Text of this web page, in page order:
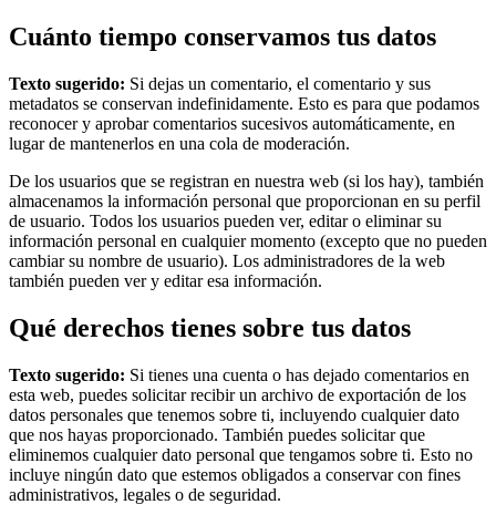
Cuánto tiempo conservamos tus datos
Texto sugerido: Si dejas un comentario, el comentario y sus
metadatos se conservan indefinidamente. Esto es para que podamos
reconocer y aprobar comentarios sucesivos automáticamente, en
lugar de mantenerlos en una cola de moderación.
De los usuarios que se registran en nuestra web (si los hay), también
almacenamos la información personal que proporcionan en su perfil
de usuario. Todos los usuarios pueden ver, editar o eliminar su
información personal en cualquier momento (excepto que no pueden
cambiar su nombre de usuario). Los administradores de la web
también pueden ver y editar esa información.
Qué derechos tienes sobre tus datos
Texto sugerido: Si tienes una cuenta o has dejado comentarios en
esta web, puedes solicitar recibir un archivo de exportación de los
datos personales que tenemos sobre ti, incluyendo cualquier dato
que nos hayas proporcionado. También puedes solicitar que
eliminemos cualquier dato personal que tengamos sobre ti. Esto no
incluye ningún dato que estemos obligados a conservar con fines
administrativos, legales o de seguridad.